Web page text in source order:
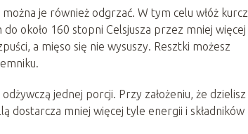
je również odgrzać. W tym celu włóż
około 160 stopni Celsjusza przez mniej więcej
a mięso się nie wysuszy. Resztki możesz
jednej porcji. Przy założeniu, że dzielisz
dostarcza mniej więcej tyle energii i składników